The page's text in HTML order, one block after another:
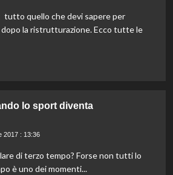
quello che devi sapere per
la ristrutturazione. Ecco tutte le
lo sport diventa
2017 : 13:36
di terzo tempo? Forse non tutti lo
è uno dei momenti...